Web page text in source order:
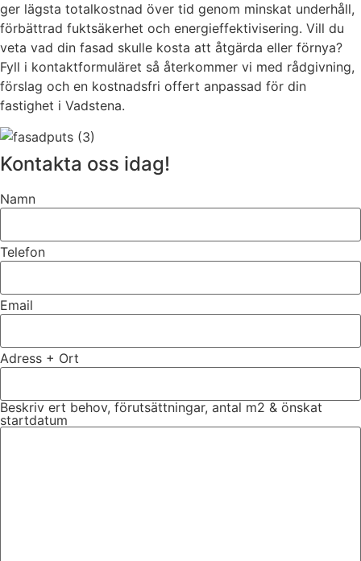
ger lägsta totalkostnad över tid genom minskat underhåll,
förbättrad fuktsäkerhet och energieffektivisering. Vill du
veta vad din fasad skulle kosta att åtgärda eller förnya?
Fyll i kontaktformuläret så återkommer vi med rådgivning,
förslag och en kostnadsfri offert anpassad för din
fastighet i Vadstena.
Kontakta oss idag!
Namn
Telefon
Email
Adress + Ort
Beskriv ert behov, förutsättningar, antal m2 & önskat
startdatum